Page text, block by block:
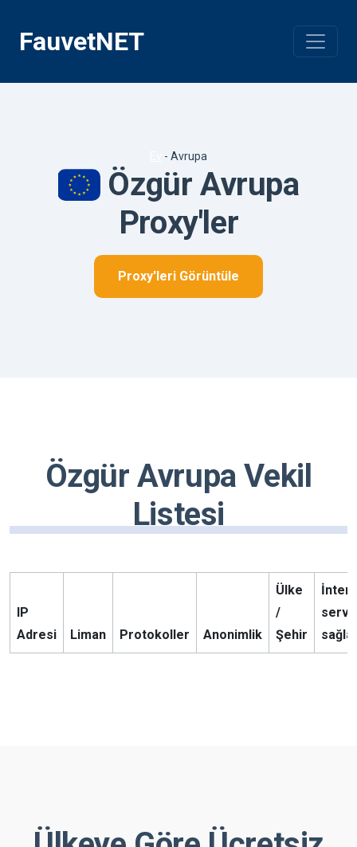
FauvetNET
- Avrupa
Özgür Avrupa
Proxy'ler
Proxy'leri Görüntüle
Özgür Avrupa Vekil
Listesi
IP
Adresi
Liman Protokoller Anonimlik
Ülke
/
Şehir